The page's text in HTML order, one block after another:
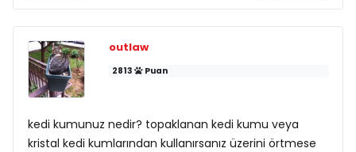
outlaw
2813 Puan
kedi kumunuz nedir? topaklanan kedi kumu veya
kristal kedi kumlarından kullanırsanız üzerini örtmese